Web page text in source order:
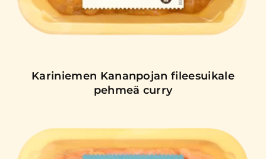
Kariniemen Kananpojan fileesuikale
pehmeä curry